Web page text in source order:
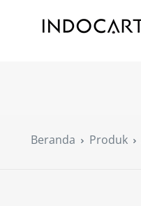
Beranda Produk